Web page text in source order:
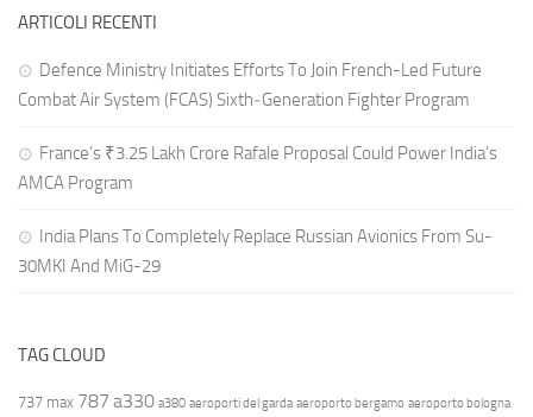
ARTICOLI RECENTI
Defence Ministry Initiates Efforts To Join French-Led Future
Combat Air System (FCAS) Sixth‑Generation Fighter Program
France’s ₹3.25 Lakh Crore Rafale Proposal Could Power India’s
AMCA Program
India Plans To Completely Replace Russian Avionics From Su-
30MKI And MiG-29
TAG CLOUD
737 max 787 a330 a380 aeroporti del garda aeroporto bergamo aeroporto bologna